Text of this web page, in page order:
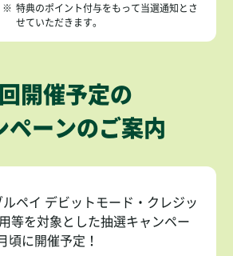
※ 特典のポイント付与をもって当選通知とさ
せていただきます。
開催予定の
ペーンのご案内
ペイ デビットモード・クレジッ
等を対象とした抽選キャンペー
頃に開催予定！